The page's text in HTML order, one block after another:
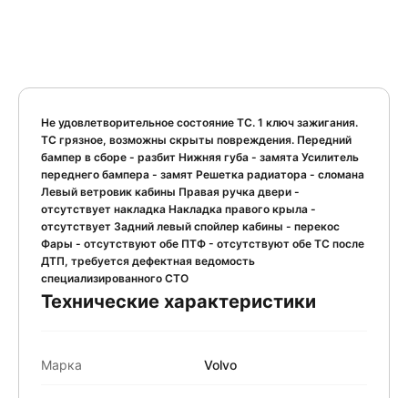
Не удовлетворительное состояние ТС. 1 ключ зажигания.
ТС грязное, возможны скрыты повреждения. Передний
бампер в сборе - разбит Нижняя губа - замята Усилитель
переднего бампера - замят Решетка радиатора - сломана
Левый ветровик кабины Правая ручка двери -
отсутствует накладка Накладка правого крыла -
отсутствует Задний левый спойлер кабины - перекос
Фары - отсутствуют обе ПТФ - отсутствуют обе ТС после
ДТП, требуется дефектная ведомость
специализированного СТО
Технические характеристики
Марка Volvo